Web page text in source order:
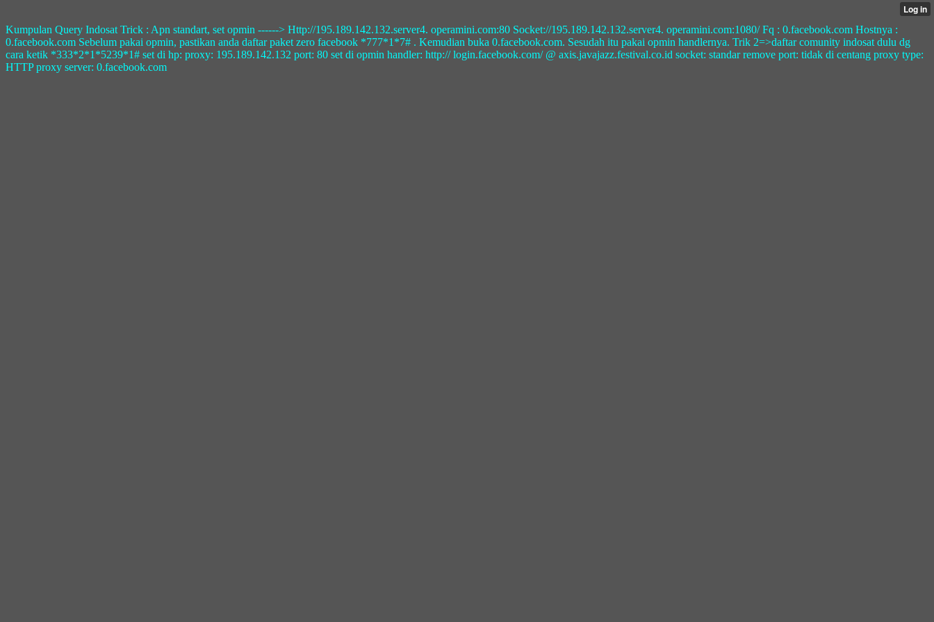
Kumpulan Query Indosat Trick : Apn standart, set opmin ------> Http://195.189.142.132.server4. operamini.com:80 Socket://195.189.142.132.server4. operamini.com:1080/ Fq : 0.facebook.com Hostnya :
0.facebook.com Sebelum pakai opmin, pastikan anda daftar paket zero facebook *777*1*7# . Kemudian buka 0.facebook.com. Sesudah itu pakai opmin handlernya. Trik 2=>daftar comunity indosat dulu dg
cara ketik *333*2*1*5239*1# set di hp: proxy: 195.189.142.132 port: 80 set di opmin handler: http:// login.facebook.com/ @ axis.javajazz.festival.co.id socket: standar remove port: tidak di centang proxy type:
HTTP proxy server: 0.facebook.com